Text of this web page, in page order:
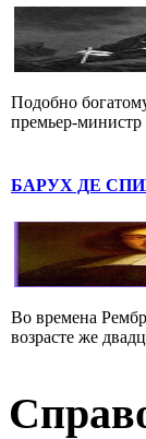
Подобно
премьер-
БАРУХ ДЕ
Во времена
возрасте же